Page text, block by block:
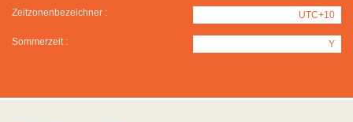
Zeitzonenbezeichner : UTC+10
Sommerzeit : Y